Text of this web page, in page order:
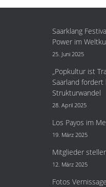
Saarklang
Power im
25. Juni 2025
„Popkultur ist
Saarland
Strukturwandel
28. April 2025
Los Payos im
19. März 2025
Mitglieder
12. März 2025
Fotos